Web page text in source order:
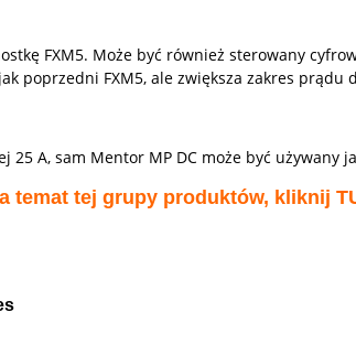
FXM5. Może być również sterowany
poprzedni FXM5, ale zwiększa zakres prądu
25 A, sam Mentor MP DC może być używany
temat tej grupy produktów, kliknij